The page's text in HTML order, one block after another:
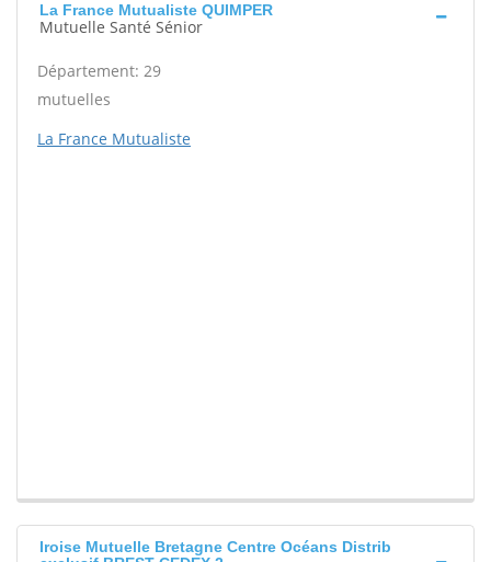
La France Mutualiste QUIMPER
Mutuelle Santé Sénior
Département: 29
mutuelles
La France Mutualiste
Iroise Mutuelle Bretagne Centre Océans Distrib